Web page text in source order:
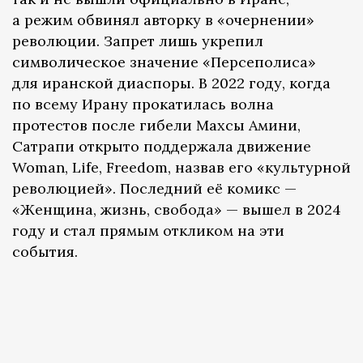
а режим обвинял авторку в «очернении»
революции. Запрет лишь укрепил
символическое значение «Персеполиса»
для иранской диаспоры. В 2022 году, когда
по всему Ирану прокатилась волна
протестов после гибели Махсы Амини,
Сатрапи открыто поддержала движение
Woman, Life, Freedom, назвав его «культурной
революцией». Последний её комикс —
«Женщина, жизнь, свобода» — вышел в 2024
году и стал прямым откликом на эти
события.